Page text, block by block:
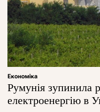
Економіка
Румунія зупинила
електроенергію в